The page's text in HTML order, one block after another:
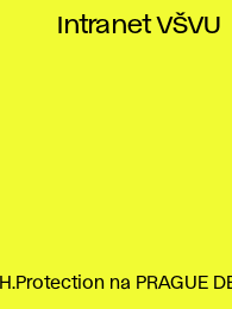
Intranet VŠVU
na PRAGUE